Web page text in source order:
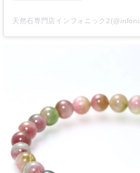
天然石専門店インフォニック